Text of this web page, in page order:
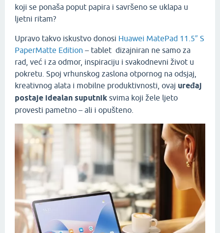
koji se ponaša poput papira i savršeno se uklapa u
ljetni ritam?
Upravo takvo iskustvo donosi Huawei MatePad 11.5″ S
PaperMatte Edition – tablet dizajniran ne samo za
rad, već i za odmor, inspiraciju i svakodnevni život u
pokretu. Spoj vrhunskog zaslona otpornog na odsjaj,
kreativnog alata i mobilne produktivnosti, ovaj uređaj
postaje idealan suputnik svima koji žele ljeto
provesti pametno – ali i opušteno.